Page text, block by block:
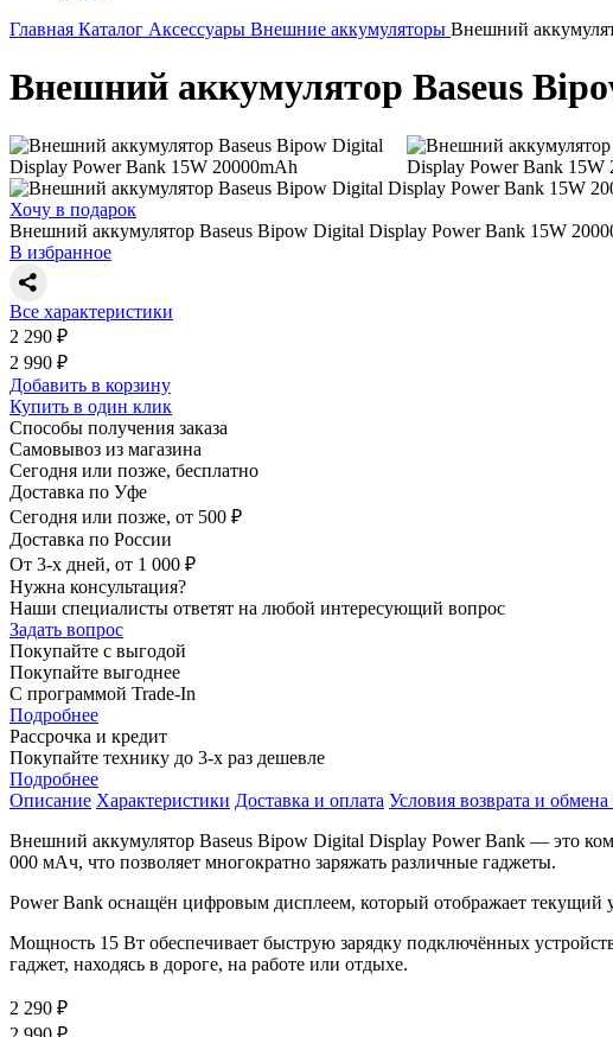
Главная Каталог Аксессуары Внешние аккумуляторы Внешний
Внешний аккумулятор Baseus
Хочу в подарок
Внешний аккумулятор Baseus Bipow Digital Display Power Bank 15W
В избранное
Все характеристики
2 290 ₽
2 990 ₽
Добавить в корзину
Купить в один клик
Способы получения заказа
Самовывоз из магазина
Сегодня или позже, бесплатно
Доставка по Уфе
Сегодня или позже, от 500 ₽
Доставка по России
От 3-х дней, от 1 000 ₽
Нужна консультация?
Наши специалисты ответят на любой интересующий вопрос
Задать вопрос
Покупайте с выгодой
Покупайте выгоднее
С программой Trade-In
Подробнее
Рассрочка и кредит
Покупайте технику до 3-х раз дешевле
Подробнее
Описание Характеристики Доставка и оплата Условия возврата и обмена
Внешний аккумулятор Baseus Bipow Digital Display Power Bank — это
000 мАч, что позволяет многократно заряжать различные гаджеты.
Power Bank оснащён цифровым дисплеем, который отображает текущий
Мощность 15 Вт обеспечивает быструю зарядку подключённых
гаджет, находясь в дороге, на работе или отдыхе.
2 290 ₽